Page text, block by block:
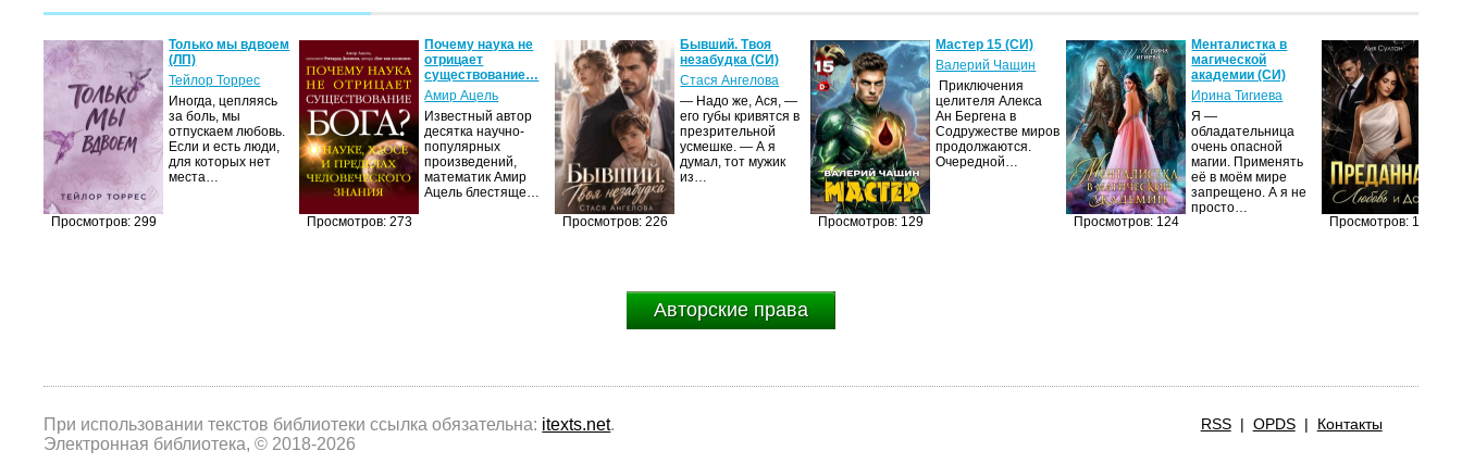
Просмотров: 299
Только мы вдвоем
(ЛП)
Тейлор Торрес
Иногда, цепляясь
за боль, мы
отпускаем любовь.
Если и есть люди,
для которых нет
места…
Просмотров: 273
Почему наука не
отрицает
существование…
Амир Ацель
Известный автор
десятка научно-
популярных
произведений,
математик Амир
Ацель блестяще…
Просмотров: 226
Бывший. Твоя
незабудка (СИ)
Стася Ангелова
— Надо же, Ася, —
его губы кривятся в
презрительной
усмешке. — А я
думал, тот мужик
из…
Просмотров: 129
Мастер 15 (СИ)
Валерий Чащин
Приключения
целителя Алекса
Ан Бергена в
Содружестве миров
продолжаются.
Очередной…
Просмотров: 124
Менталистка в
магической
академии (СИ)
Ирина Тигиева
Я —
обладательница
очень опасной
магии. Применять
её в моём мире
запрещено. А я не
просто…
Просмотров: 119
Авторские права
При использовании текстов библиотеки ссылка обязательна: itexts.net.
Электронная библиотека, © 2018-2026
RSS| OPDS| Контакты